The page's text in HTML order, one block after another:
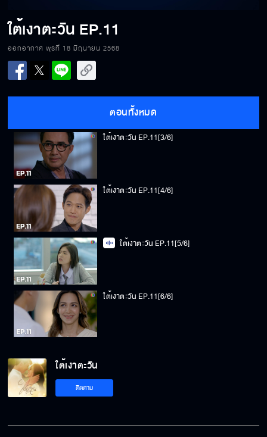
ใต้เงาตะวัน EP.11
ออกอากาศ พุธที่ 18 มิถุนายน 2568
ตอนทั้งหมด
ใต้เงาตะวัน EP.11[1/6]
ใต้เงาตะวัน EP.11[3/6]
ใต้เงาตะวัน EP.11[4/6]
ใต้เงาตะวัน EP.11[5/6]
ใต้เงาตะวัน EP.11[6/6]
ใต้เงาตะวัน
ติดตาม